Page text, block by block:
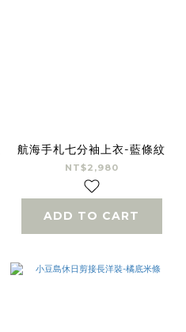
航海手札七分袖上衣-藍條紋
NT$2,980
ADD TO CART